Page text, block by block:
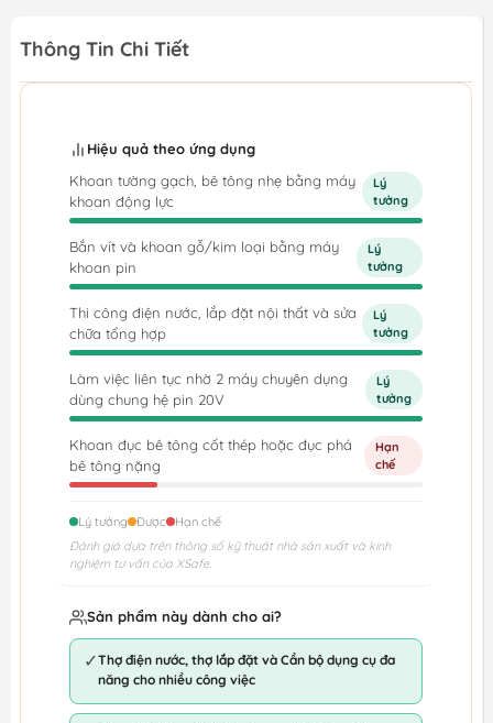
Thông Tin Chi Tiết
Hiệu quả theo ứng dụng
Khoan tường gạch, bê tông nhẹ bằng máy
khoan động lực
Lý
tưởng
Bắn vít và khoan gỗ/kim loại bằng máy
khoan pin
Lý
tưởng
Thi công điện nước, lắp đặt nội thất và sửa
chữa tổng hợp
Lý
tưởng
Làm việc liên tục nhờ 2 máy chuyên dụng
dùng chung hệ pin 20V
Lý
tưởng
Khoan đục bê tông cốt thép hoặc đục phá
bê tông nặng
Hạn
chế
Lý tưởng Được
Hạn chế
Đánh giá dựa trên thông số kỹ thuật nhà sản xuất và kinh
nghiệm tư vấn của XSafe.
Sản phẩm này dành cho ai?
✓Thợ điện nước, thợ lắp đặt và Cần bộ dụng cụ đa
năng cho nhiều công việc